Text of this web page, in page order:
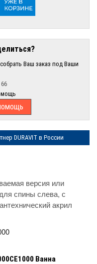
Ваш заказ под Ваши
DURAVIT в России
версия или
спины слева, с
акрил
Ванна